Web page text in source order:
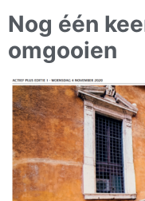
Nog één
omgooien